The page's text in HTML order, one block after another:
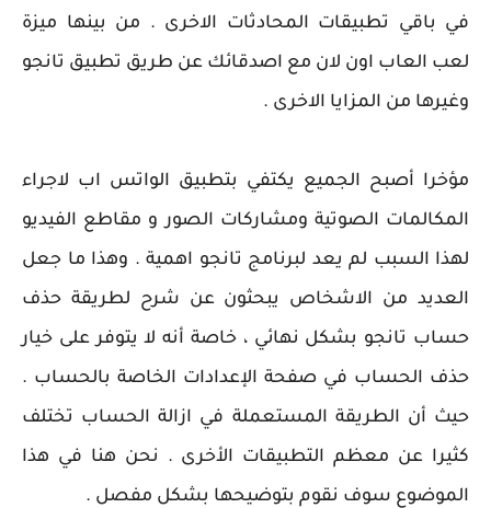
في باقي تطبيقات المحادثات الاخرى . من بينها ميزة
لعب العاب اون لان مع اصدقائك عن طريق تطبيق تانجو
وغيرها من المزايا الاخرى .
مؤخرا أصبح الجميع يكتفي بتطبيق الواتس اب لاجراء
المكالمات الصوتية ومشاركات الصور و مقاطع الفيديو
لهذا السبب لم يعد لبرنامج تانجو اهمية . وهذا ما جعل
العديد من الاشخاص يبحثون عن شرح لطريقة حذف
حساب تانجو بشكل نهائي ، خاصة أنه لا يتوفر على خيار
حذف الحساب في صفحة الإعدادات الخاصة بالحساب .
حيث أن الطريقة المستعملة في ازالة الحساب تختلف
كثيرا عن معظم التطبيقات الأخرى . نحن هنا في هذا
الموضوع سوف نقوم بتوضيحها بشكل مفصل .